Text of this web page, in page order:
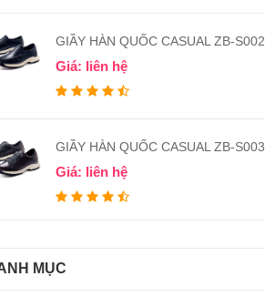
GIẦY HÀN QUỐC CASUAL ZB-S002
Giá: liên hệ
GIẦY HÀN QUỐC CASUAL ZB-S003
Giá: liên hệ
MỤC